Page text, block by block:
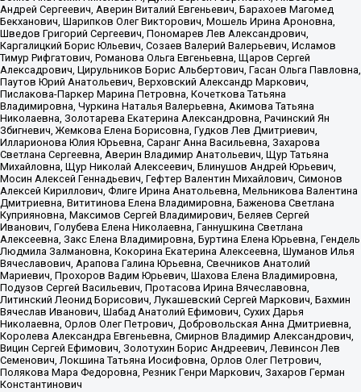
Андрей Сергеевич, Аверин Виталий Евгеньевич, Барахоев Магомед
Бекханович, Шарипков Олег Викторович, Мошель Ирина Ароновна,
Шведов Григорий Сергеевич, Пономарев Лев Александрович,
Каргалицкий Борис Юльевич, Созаев Валерий Валерьевич, Исламов
Тимур Рифгатович, Романова Ольга Евгеньевна, Щаров Сергей
Алексадрович, Цирульников Борис Альбертович, Гасан Ольга Павловна,
Паутов Юрий Анатольевич, Верховский Александр Маркович,
Пислакова-Паркер Марина Петровна, Кочеткова Татьяна
Владимировна, Чуркина Наталья Валерьевна, Акимова Татьяна
Николаевна, Золотарева Екатерина Александровна, Рачинский Ян
Збигневич, Жемкова Елена Борисовна, Гудков Лев Дмитриевич,
Илларионова Юлия Юрьевна, Саранг Анна Васильевна, Захарова
Светлана Сергеевна, Аверин Владимир Анатольевич, Щур Татьяна
Михайловна, Щур Николай Алексеевич, Блинушов Андрей Юрьевич,
Мосин Алексей Геннадьевич, Гефтер Валентин Михайлович, Симонов
Алексей Кириллович, Флиге Ирина Анатольевна, Мельникова Валентина
Дмитриевна, Вититинова Елена Владимировна, Баженова Светлана
Куприяновна, Максимов Сергей Владимирович, Беляев Сергей
Иванович, Голубева Елена Николаевна, Ганнушкина Светлана
Алексеевна, Закс Елена Владимировна, Буртина Елена Юрьевна, Гендель
Людмила Залмановна, Кокорина Екатерина Алексеевна, Шуманов Илья
Вячеславович, Арапова Галина Юрьевна, Свечников Анатолий
Мариевич, Прохоров Вадим Юрьевич, Шахова Елена Владимировна,
Подузов Сергей Васильевич, Протасова Ирина Вячеславовна,
Литинский Леонид Борисович, Лукашевский Сергей Маркович, Бахмин
Вячеслав Иванович, Шабад Анатолий Ефимович, Сухих Дарья
Николаевна, Орлов Олег Петрович, Добровольская Анна Дмитриевна,
Королева Александра Евгеньевна, Смирнов Владимир Александрович,
Вицин Сергей Ефимович, Золотухин Борис Андреевич, Левинсон Лев
Семенович, Локшина Татьяна Иосифовна, Орлов Олег Петрович,
Полякова Мара Федоровна, Резник Генри Маркович, Захаров Герман
Константинович